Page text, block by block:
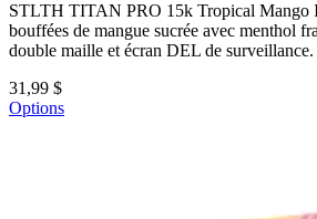
STLTH TITAN PRO 15k Tropical Mango
bouffées de mangue sucrée avec menthol
double maille et écran DEL de surveillance.
31,99 $
Options